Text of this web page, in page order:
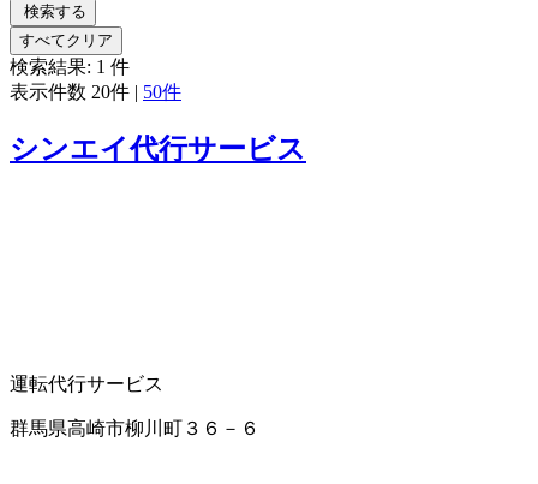
検索する
すべてクリア
検索結果: 1 件
表示件数 20件 | 50件
シンエイ代行サービス
運転代行サービス
群馬県高崎市柳川町３６－６